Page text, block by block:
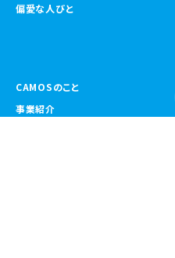
偏愛な人びと
CAMOSのこと
事業紹介